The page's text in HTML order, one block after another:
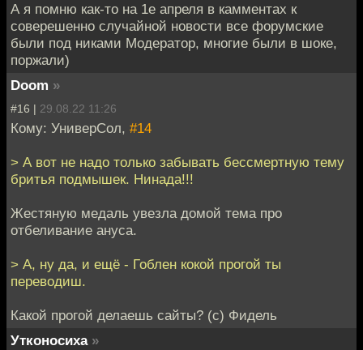
А я помню как-то на 1е апреля в камментах к
соверешенно случайной новости все форумские
были под никами Модератор, многие были в шоке,
поржали)
Doom »
#16 | 29.08.22 11:26
Кому: УниверСол, #14
> А вот не надо только забывать бессмертную тему
бритья подмышек. Нинада!!!
Жестяную медаль увезла домой тема про
отбеливание ануса.
> А, ну да, и ещё - Гоблен кокой прогой ты
переводиш.
Какой прогой делаешь сайты? (с) Фидель
Утконосиха »